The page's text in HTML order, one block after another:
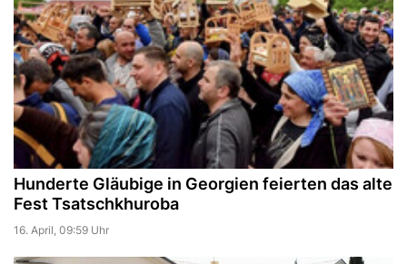
Hunderte Gläubige in Georgien feierten das alte
Fest Tsatschkhuroba
16. April, 09:59 Uhr